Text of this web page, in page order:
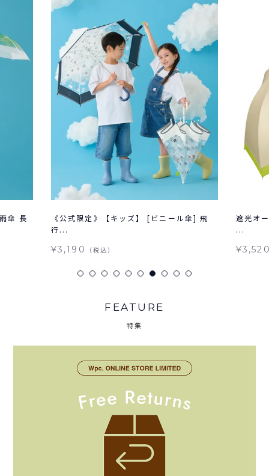
傘 長
《公式限定》【キッズ】 [ビニール傘] 飛
行...
¥3,190 （税込）
遮光オ
...
FEATURE
特集